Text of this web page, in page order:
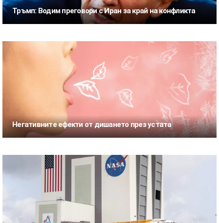
Тръмп: Водим преговори с Иран за край на конфликта
Негативните ефекти от дишането през устата